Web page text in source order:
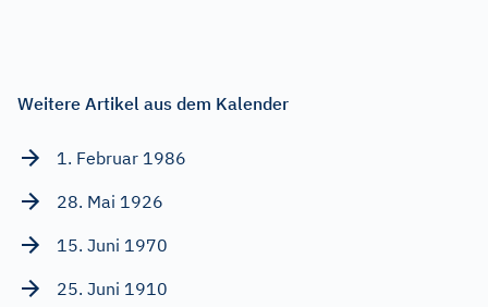
Weitere Artikel aus dem Kalender
1. Februar 1986
28. Mai 1926
15. Juni 1970
25. Juni 1910